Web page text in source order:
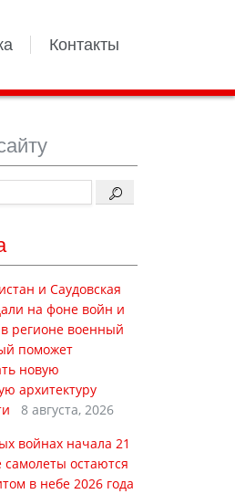
Контакты
и Саудовская
на фоне войн и
регионе военный
поможет
новую
архитектуру
8 августа, 2026
войнах начала 21
самолеты остаются
в небе 2026 года